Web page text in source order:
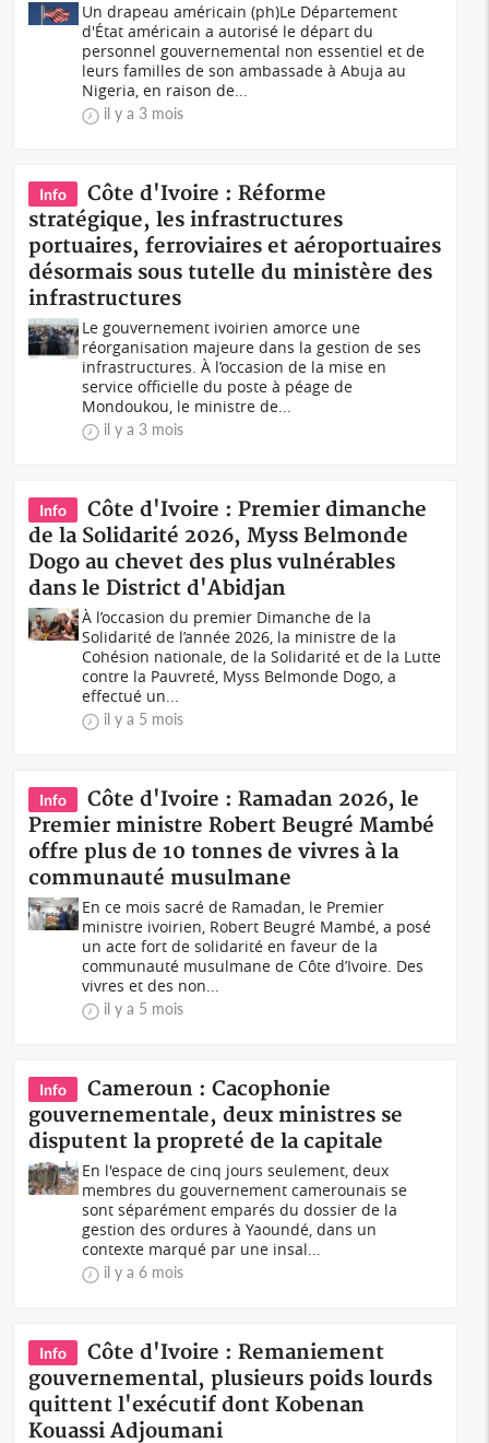
Un drapeau américain (ph)Le Département
d'État américain a autorisé le départ du
personnel gouvernemental non essentiel et de
leurs familles de son ambassade à Abuja au
Nigeria, en raison de...
il y a 3 mois
Info
Côte d'Ivoire : Réforme
stratégique, les infrastructures
portuaires, ferroviaires et aéroportuaires
désormais sous tutelle du ministère des
infrastructures
Le gouvernement ivoirien amorce une
réorganisation majeure dans la gestion de ses
infrastructures. À l’occasion de la mise en
service officielle du poste à péage de
Mondoukou, le ministre de...
il y a 3 mois
Info
Côte d'Ivoire : Premier dimanche
de la Solidarité 2026, Myss Belmonde
Dogo au chevet des plus vulnérables
dans le District d'Abidjan
À l’occasion du premier Dimanche de la
Solidarité de l’année 2026, la ministre de la
Cohésion nationale, de la Solidarité et de la Lutte
contre la Pauvreté, Myss Belmonde Dogo, a
effectué un...
il y a 5 mois
Info
Côte d'Ivoire : Ramadan 2026, le
Premier ministre Robert Beugré Mambé
offre plus de 10 tonnes de vivres à la
communauté musulmane
En ce mois sacré de Ramadan, le Premier
ministre ivoirien, Robert Beugré Mambé, a posé
un acte fort de solidarité en faveur de la
communauté musulmane de Côte d’Ivoire. Des
vivres et des non...
il y a 5 mois
Info
Cameroun : Cacophonie
gouvernementale, deux ministres se
disputent la propreté de la capitale
En l'espace de cinq jours seulement, deux
membres du gouvernement camerounais se
sont séparément emparés du dossier de la
gestion des ordures à Yaoundé, dans un
contexte marqué par une insal...
il y a 6 mois
Info
Côte d'Ivoire : Remaniement
gouvernemental, plusieurs poids lourds
quittent l'exécutif dont Kobenan
Kouassi Adjoumani